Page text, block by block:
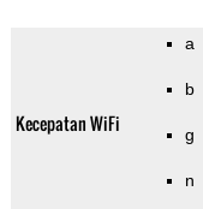
Kecepatan WiFi
a
b
g
n